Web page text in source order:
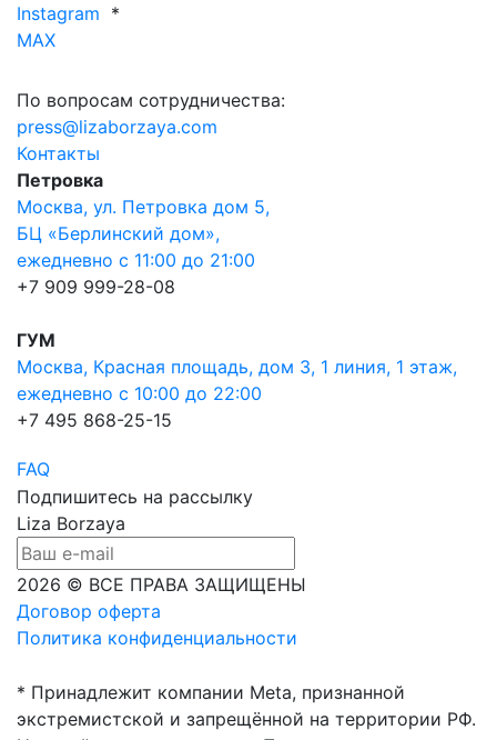
Instagram *
MAX
По вопросам сотрудничества:
press@lizaborzaya.com
Контакты
Петровка
Москва, ул. Петровка дом 5,
БЦ «Берлинский дом»,
ежедневно с 11:00 до 21:00
+7 909 999-28-08
ГУМ
Москва, Красная площадь, дом 3, 1 линия, 1 этаж,
ежедневно с 10:00 до 22:00
+7 495 868-25-15
FAQ
Подпишитесь на рассылку
Liza Borzaya
2026 © ВСЕ ПРАВА ЗАЩИЩЕНЫ
Договор оферта
Политика конфиденциальности
* Принадлежит компании Meta, признанной
экстремистской и запрещённой на территории РФ.